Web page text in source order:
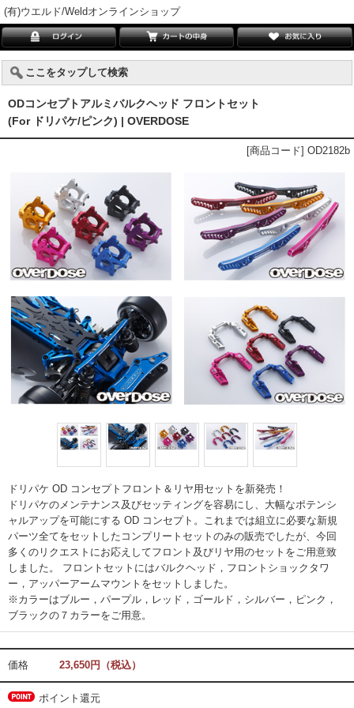
(有)ウエルド/Weldオンラインショップ
ここをタップして検索
ODコンセプトアルミバルクヘッド フロントセット
(For ドリパケ/ピンク) | OVERDOSE
[商品コード] OD2182b
ドリパケ OD コンセプトフロント＆リヤ用セットを新発売！
ドリパケのメンテナンス及びセッティングを容易にし、大幅なポテンシ
ャルアップを可能にする OD コンセプト。これまでは組立に必要な新規
パーツ全てをセットしたコンプリートセットのみの販売でしたが、今回
多くのリクエストにお応えしてフロント及びリヤ用のセットをご用意致
しました。 フロントセットにはバルクヘッド，フロントショックタワ
ー，アッパーアームマウントをセットしました。
※カラーはブルー，パープル，レッド，ゴールド，シルバー，ピンク，
ブラックの７カラーをご用意。
価格 23,650円（税込）
ポイント還元